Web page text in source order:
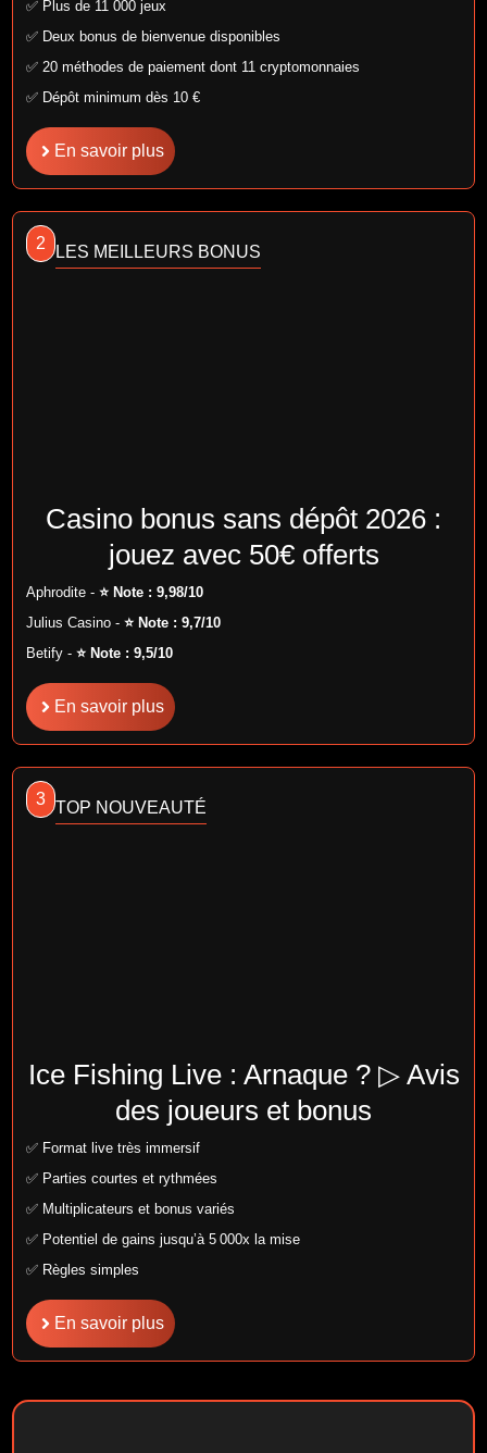
✅ Plus de 11 000 jeux
✅ Deux bonus de bienvenue disponibles
✅ 20 méthodes de paiement dont 11 cryptomonnaies
✅ Dépôt minimum dès 10 €
En savoir plus
2 LES MEILLEURS BONUS
Casino bonus sans dépôt 2026 :
jouez avec 50€ offerts
Aphrodite -⭐ Note : 9,98/10
Julius Casino -⭐ Note : 9,7/10
Betify -⭐ Note : 9,5/10
En savoir plus
3 TOP NOUVEAUTÉ
Ice Fishing Live : Arnaque ? ▷ Avis
des joueurs et bonus
✅ Format live très immersif
✅ Parties courtes et rythmées
✅ Multiplicateurs et bonus variés
✅ Potentiel de gains jusqu’à 5 000x la mise
✅ Règles simples
En savoir plus